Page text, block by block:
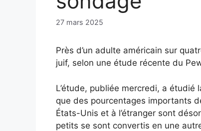
27 mars 2025
Près d’un adulte américain sur
juif, selon une étude récente du
L’étude, publiée mercredi, a
que des pourcentages importants
États-Unis et à l’étranger sont
petits se sont convertis en une